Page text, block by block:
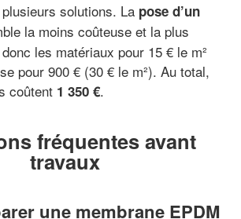
solutions. La pose d’un
la moins coûteuse et la plus
les matériaux pour 15 € le m²
pour 900 € (30 € le m²). Au total,
coûtent 1 350 €.
fréquentes avant
travaux
une membrane EPDM